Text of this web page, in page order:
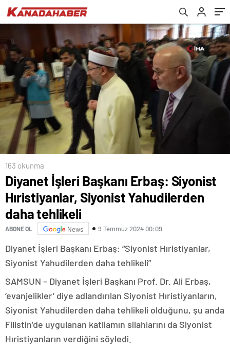
163 okunma
Diyanet İşleri Başkanı Erbaş: Siyonist
Hıristiyanlar, Siyonist Yahudilerden
daha tehlikeli
ABONE OL News 9 Temmuz 2024 00:09
Diyanet İşleri Başkanı Erbaş: “Siyonist Hıristiyanlar,
Siyonist Yahudilerden daha tehlikeli”
SAMSUN – Diyanet İşleri Başkanı Prof. Dr. Ali Erbaş,
‘evanjelikler’ diye adlandırılan Siyonist Hıristiyanların,
Siyonist Yahudilerden daha tehlikeli olduğunu, şu anda
Filistin’de uygulanan katliamın silahlarını da Siyonist
Hıristiyanların verdiğini söyledi.